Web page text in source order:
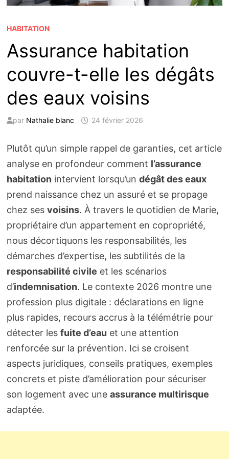
HABITATION
Assurance habitation
couvre-t-elle les dégâts
des eaux voisins
par Nathalie blanc 24 février 2026
Plutôt qu’un simple rappel de garanties, cet article
analyse en profondeur comment l’assurance
habitation intervient lorsqu’un dégât des eaux
prend naissance chez un assuré et se propage
chez ses voisins. À travers le quotidien de Marie,
propriétaire d’un appartement en copropriété,
nous décortiquons les responsabilités, les
démarches d’expertise, les subtilités de la
responsabilité civile et les scénarios
d’indemnisation. Le contexte 2026 montre une
profession plus digitale : déclarations en ligne
plus rapides, recours accrus à la télémétrie pour
détecter les fuite d’eau et une attention
renforcée sur la prévention. Ici se croisent
aspects juridiques, conseils pratiques, exemples
concrets et piste d’amélioration pour sécuriser
son logement avec une assurance multirisque
adaptée.